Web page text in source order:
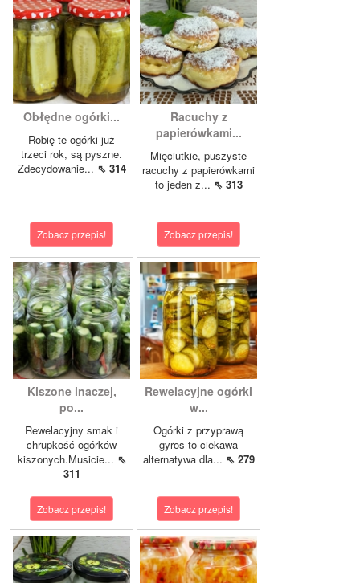
Obłędne ogórki...
Robię te ogórki już
trzeci rok, są pyszne.
Zdecydowanie... ⇖ 314
Zobacz przepis!
Racuchy z
papierówkami...
Mięciutkie, puszyste
racuchy z papierówkami
to jeden z... ⇖ 313
Zobacz przepis!
Kiszone inaczej,
po...
Rewelacyjny smak i
chrupkość ogórków
kiszonych.Musicie... ⇖
311
Zobacz przepis!
Rewelacyjne ogórki
w...
Ogórki z przyprawą
gyros to ciekawa
alternatywa dla... ⇖ 279
Zobacz przepis!